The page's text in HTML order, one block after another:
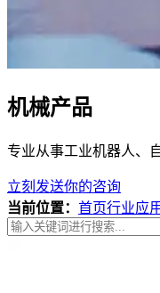
机械产品
专业从事工业机器人、
立刻发送你的咨询
当前位置： 首页行业应用